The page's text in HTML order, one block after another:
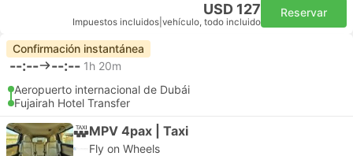
USD 127
Impuestos incluidos vehículo, todo incluido
Reservar
Confirmación instantánea
--:-- --:-- 1h 20m
Aeropuerto internacional de Dubái
Fujairah Hotel Transfer
MPV 4pax | Taxi
Fly on Wheels